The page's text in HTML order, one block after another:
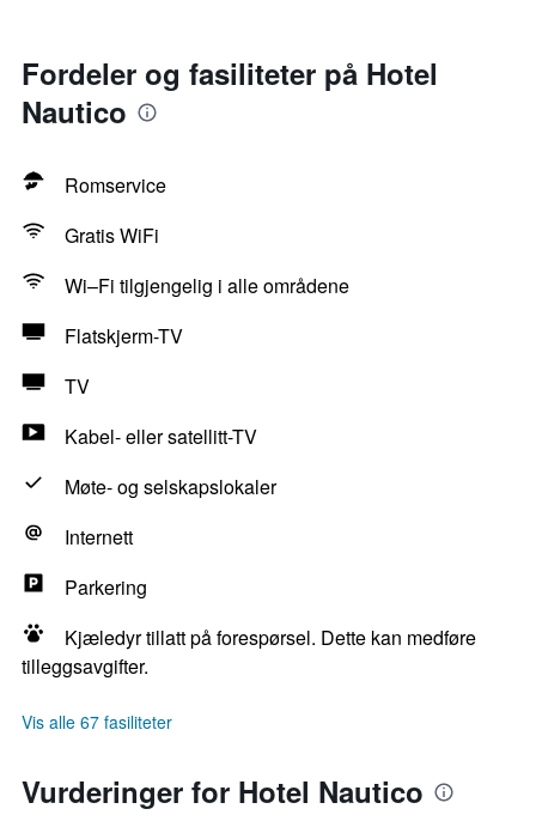
Fordeler og fasiliteter på Hotel
Nautico
Romservice
Gratis WiFi
Wi–Fi tilgjengelig i alle områdene
Flatskjerm-TV
TV
Kabel- eller satellitt-TV
Møte- og selskapslokaler
Internett
Parkering
Kjæledyr tillatt på forespørsel. Dette kan medføre
tilleggsavgifter.
Vis alle 67 fasiliteter
Vurderinger for Hotel Nautico